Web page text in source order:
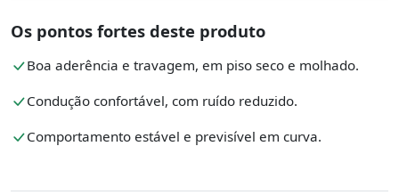
Os pontos fortes deste produto
Boa aderência e travagem, em piso seco e molhado.
Condução confortável, com ruído reduzido.
Comportamento estável e previsível em curva.